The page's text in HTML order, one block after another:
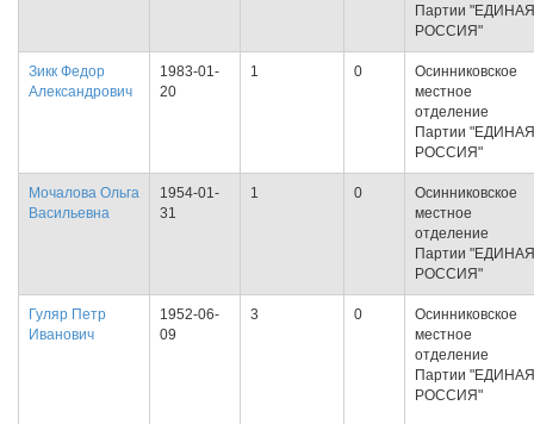
Партии "ЕДИНАЯ
РОССИЯ"
Зикк Федор
Александрович
1983-01-
20
1 0
Осинниковское
местное
отделение
Партии "ЕДИНАЯ
РОССИЯ"
Мочалова Ольга
Васильевна
1954-01-
31
1 0
Осинниковское
местное
отделение
Партии "ЕДИНАЯ
РОССИЯ"
Гуляр Петр
Иванович
1952-06-
09
3 0
Осинниковское
местное
отделение
Партии "ЕДИНАЯ
РОССИЯ"